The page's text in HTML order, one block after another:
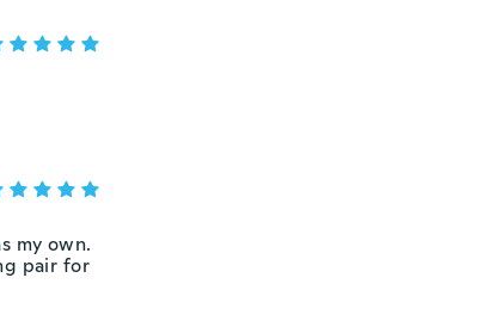
my own.
pair for